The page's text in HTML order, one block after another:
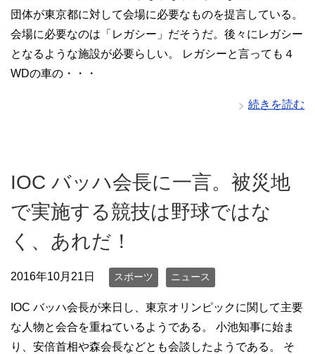
団体が東京都に対して会場に必要なものを提言している。
会場に必要なのは「レガシー」だそうだ。後々にレガシー
となるような施設が必要らしい。 レガシーと言っても４
WDの車の・・・
続きを読む
IOC バッハ会長に一言。被災地
で実施する競技は野球ではな
く、あれだ！
2016年10月21日 スポーツ ニュース
IOC バッハ会長が来日し、東京オリンピックに関して主要
な人物と会合を重ねているようである。 小池知事に始ま
り、安倍首相や森会長などとも会談したようである。 そ